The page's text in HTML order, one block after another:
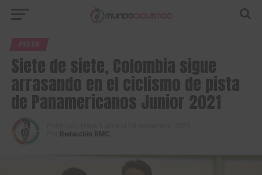
PISTA
Siete de siete, Colombia sigue
arrasando en el ciclismo de pista
de Panamericanos Junior 2021
Redacción RMC